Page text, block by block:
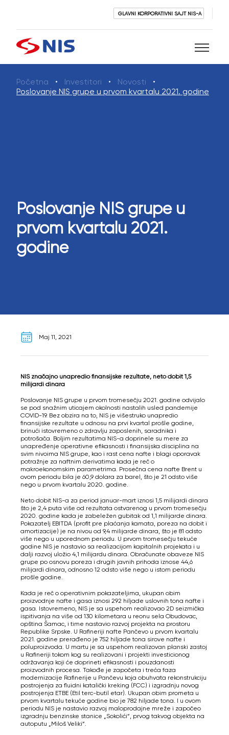
GLAVNI KORPORATIVNI SAJT NIS-A
Pretraži
Početna Investitori
Novosti
Poslovanje NIS grupe u prvom kvartalu 2021. godine
Poslovanje NIS grupe u
prvom kvartalu 2021.
godine
Maj 11, 2021
NIS značajno unapredio finansijske rezultate, neto dobit 1,5
milijardi dinara
Poslovanje NIS grupe u prvom tromesečju 2021. godine odvijalo
se pod snažnim uticajem okolnosti nastalih usled pandemije
COVID-19. Bez obzira na to, NIS je višestruko unapredio
finansijske rezultate u odnosu na prvi kvartal prošle godine,
brinući istovremeno o zdravlju zaposlenih, saradnika i
potrošača. Boljim rezultatima NIS-a doprinele su mere za
unapređenje operativne efikasnosti i finansijska disciplina na
svim nivoima NIS grupe, kao i rast cena nafte i blagi oporavak
potražnje za naftnim derivatima kada je reč o
makroekonomskim parametrima. Prosečna cena nafte Brent u
ovom periodu bila je 60,9 dolara za barel, što je 21 odsto više
nego u prvom kvartalu 2020. godine.
Neto dobit NIS-a za period januar-mart iznosi 1,5 milijardi dinara
što je 2,4 puta više od rezultata ostvarenog u prvom tromesečju
2020. godine kada je zabeležen gubitak od 1,1 milijarde dinara.
Pokazatelj EBITDA (profit pre plaćanja kamata, poreza na dobit i
amortizacije) je na nivou od 9,4 milijarde dinara, što je 81 odsto
više nego u uporednom periodu. U prvom tromesečju tekuće
godine NIS je nastavio sa realizacijom kapitalnih projekata i u
dalji razvoj uložio 4,1 milijardu dinara. Obračunate obaveze NIS
grupe po osnovu poreza i drugih javnih prihoda iznose 44,6
milijardi dinara, odnosno 12 odsto više nego u istom periodu
prošle godine.
Kada je reč o operativnim pokazateljima, ukupan obim
proizvodnje nafte i gasa iznosi 292 hiljade uslovnih tona nafte i
gasa. Istovremeno, NIS je sa uspehom realizovao 2D seizmička
ispitivanja na više od 130 kilometara u reonu sela Obudovac,
opština Šamac, i time nastavio razvoj projekta na prostoru
Republike Srpske. U Rafineriji nafte Pančevo u prvom kvartalu
2021. godine prerađeno je 752 hiljade tona sirove nafte i
poluproizvoda. U martu je sa uspehom realizovan planski zastoj
u Rafineriji tokom kog su realizovani i projekti investicionog
održavanja koji će doprineti efikasnosti i pouzdanosti
proizvodnih procesa. Takođe je započeta i treća faza
modernizacije Rafinerije u Pančevu koja obuhvata rekonstrukciju
postrojenja za fluidni katalički kreking (FCC) i izgradnju novog
postrojenja ETBE (Etil terc-butil etar). Ukupan obim prometa u
prvom kvartalu tekuće godine bio je 782 hiljade tona. I u ovom
periodu NIS je nastavio razvoj maloprodajne mreže i započeo
izgradnju benzinske stanice „Sokolići“, prvog takvog objekta na
autoputu „Miloš Veliki“.